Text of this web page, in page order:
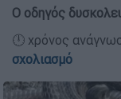
Ο οδηγός
🕛 χρόνος
σχολιασμό